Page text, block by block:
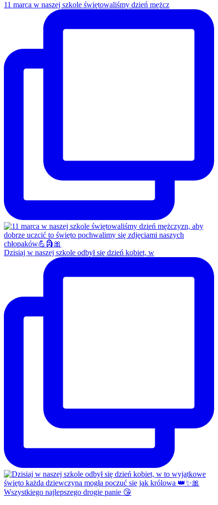
11 marca w naszej szkole świętowaliśmy dzień mężcz
Dzisiaj w naszej szkole odbył się dzień kobiet, w